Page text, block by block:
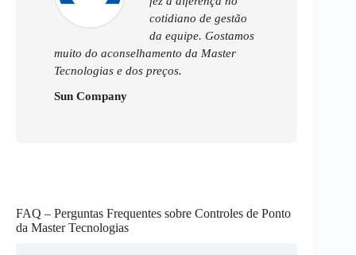
cotidiano de gestão
da equipe. Gostamos
muito do aconselhamento da Master
Tecnologias e dos preços.
Sun Company
FAQ – Perguntas Frequentes sobre Controles de Ponto
da Master Tecnologias